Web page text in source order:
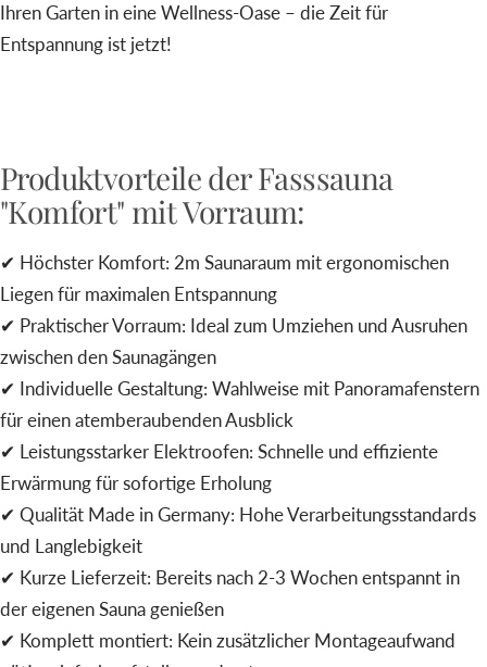
Ihren Garten in eine Wellness-Oase – die Zeit für
Entspannung ist jetzt!
Produktvorteile der Fasssauna
"Komfort" mit Vorraum:
✔ Höchster Komfort: 2m Saunaraum mit ergonomischen
Liegen für maximalen Entspannung
✔ Praktischer Vorraum: Ideal zum Umziehen und Ausruhen
zwischen den Saunagängen
✔ Individuelle Gestaltung: Wahlweise mit Panoramafenstern
für einen atemberaubenden Ausblick
✔ Leistungsstarker Elektroofen: Schnelle und effiziente
Erwärmung für sofortige Erholung
✔ Qualität Made in Germany: Hohe Verarbeitungsstandards
und Langlebigkeit
✔ Kurze Lieferzeit: Bereits nach 2-3 Wochen entspannt in
der eigenen Sauna genießen
✔ Komplett montiert: Kein zusätzlicher Montageaufwand